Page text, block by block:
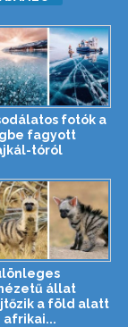
fotók a
fagyott
tóról
állat
a föld alatt
afrikai...